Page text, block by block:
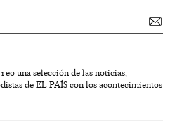
una selección de las noticias,
de EL PAÍS con los acontecimientos